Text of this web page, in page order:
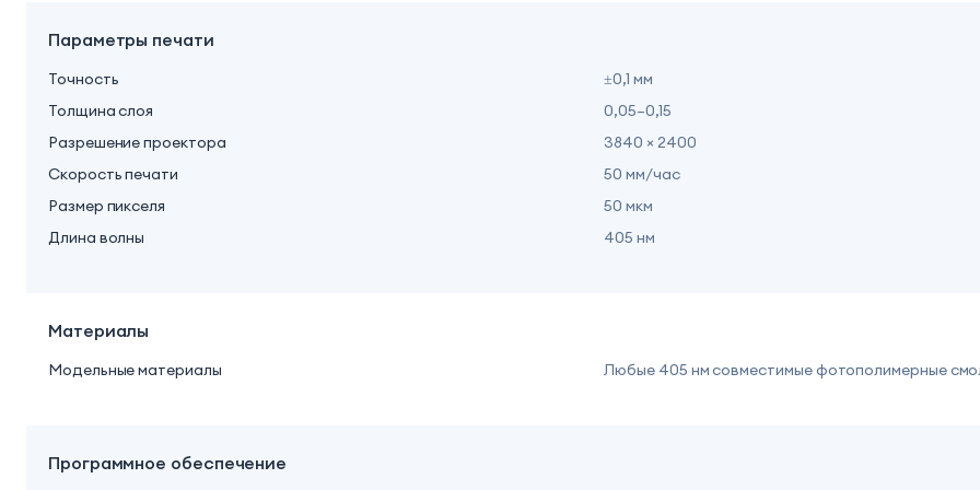
Параметры печати
Точность
±0,1 мм
Толщина слоя
0,05–0,15
Разрешение проектора
3840 × 2400
Скорость печати
50 мм/час
Размер пикселя
50 мкм
Длина волны
405 нм
Материалы
Модельные материалы Любые 405 нм совместимые фотополимерные
Программное обеспечение